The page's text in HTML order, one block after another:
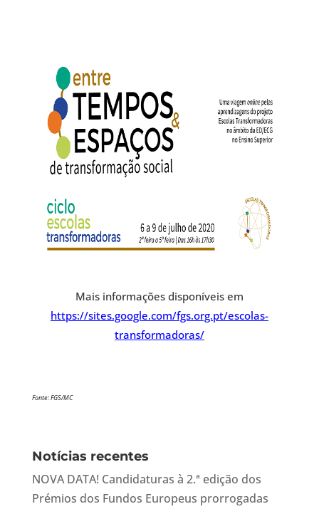
Mais informações disponíveis em
https://sites.google.com/fgs.org.pt/escolas-
transformadoras/
Fonte: FGS/MC
Notícias recentes
NOVA DATA! Candidaturas à 2.ª edição dos
Prémios dos Fundos Europeus prorrogadas